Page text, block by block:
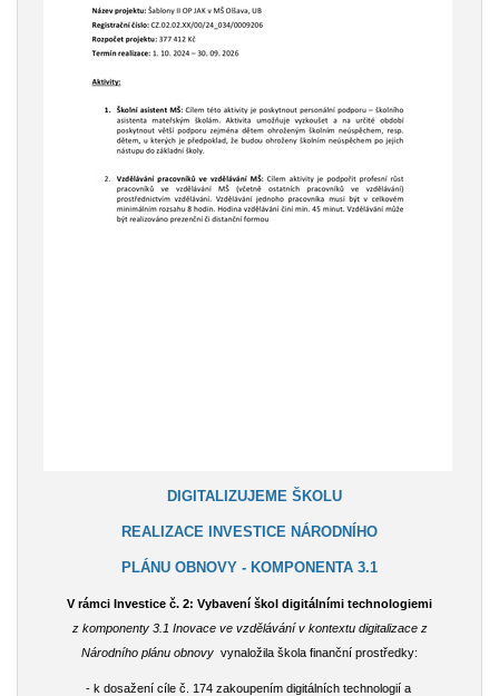
DIGITALIZUJEME ŠKOLU
REALIZACE INVESTICE NÁRODNÍHO
PLÁNU OBNOVY - KOMPONENTA 3.1
V rámci Investice č. 2: Vybavení škol digitálními technologiemi
z komponenty 3.1 Inovace ve vzdělávání v kontextu digitalizace z
Národního plánu obnovy vynaložila škola finanční prostředky:
- k dosažení cíle č. 174 zakoupením digitálních technologií a